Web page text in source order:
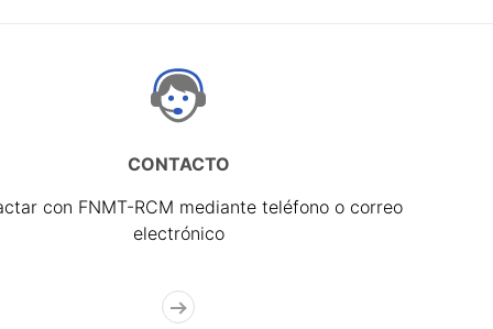
CONTACTO
con FNMT-RCM mediante teléfono o correo
electrónico